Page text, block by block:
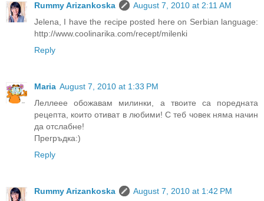
Rummy Arizankoska
August 7, 2010 at 2:11 AM
Jelena, I have the recipe posted here on Serbian language:
http://www.coolinarika.com/recept/milenki
Reply
Maria August 7, 2010 at 1:33 PM
Леллеее обожавам милинки, а твоите са поредната
рецепта, които отиват в любими! С теб човек няма начин
да отслабне!
Прегръдка:)
Reply
Rummy Arizankoska
August 7, 2010 at 1:42 PM